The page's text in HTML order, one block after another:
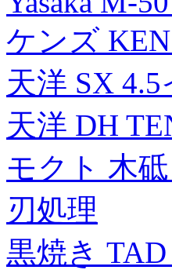
ケンズ
天洋 SX
天洋 DH
モクト 木
刃処理
黒焼き